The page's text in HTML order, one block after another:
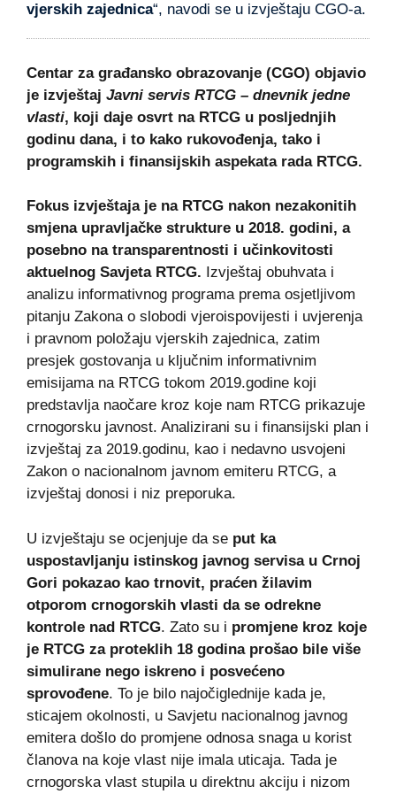
vjerskih zajednica“, navodi se u izvještaju CGO-a.
Centar za građansko obrazovanje (CGO) objavio
je izvještaj Javni servis RTCG – dnevnik jedne
vlasti, koji daje osvrt na RTCG u posljednjih
godinu dana, i to kako rukovođenja, tako i
programskih i finansijskih aspekata rada RTCG.
Fokus izvještaja je na RTCG nakon nezakonitih
smjena upravljačke strukture u 2018. godini, a
posebno na transparentnosti i učinkovitosti
aktuelnog Savjeta RTCG. Izvještaj obuhvata i
analizu informativnog programa prema osjetljivom
pitanju Zakona o slobodi vjeroispovijesti i uvjerenja
i pravnom položaju vjerskih zajednica, zatim
presjek gostovanja u ključnim informativnim
emisijama na RTCG tokom 2019.godine koji
predstavlja naočare kroz koje nam RTCG prikazuje
crnogorsku javnost. Analizirani su i finansijski plan i
izvještaj za 2019.godinu, kao i nedavno usvojeni
Zakon o nacionalnom javnom emiteru RTCG, a
izvještaj donosi i niz preporuka.
U izvještaju se ocjenjuje da se put ka
uspostavljanju istinskog javnog servisa u Crnoj
Gori pokazao kao trnovit, praćen žilavim
otporom crnogorskih vlasti da se odrekne
kontrole nad RTCG. Zato su i promjene kroz koje
je RTCG za proteklih 18 godina prošao bile više
simulirane nego iskreno i posvećeno
sprovođene. To je bilo najočiglednije kada je,
sticajem okolnosti, u Savjetu nacionalnog javnog
emitera došlo do promjene odnosa snaga u korist
članova na koje vlast nije imala uticaja. Tada je
crnogorska vlast stupila u direktnu akciju i nizom